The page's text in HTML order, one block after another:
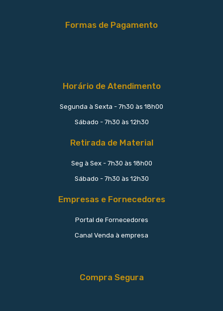
Formas de Pagamento
Horário de Atendimento
Segunda à Sexta - 7h30 às 18h00
Sábado - 7h30 às 12h30
Retirada de Material
Seg à Sex - 7h30 às 18h00
Sábado - 7h30 às 12h30
Empresas e Fornecedores
Portal de Fornecedores
Canal Venda à empresa
Compra Segura